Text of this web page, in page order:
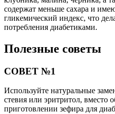
содержат меньше сахара и
гликемический индекс, что
потребления диабетиками.
Полезные советы
СОВЕТ №1
Используйте натуральные
стевия или эритритол, вместо
приготовлении зефира для